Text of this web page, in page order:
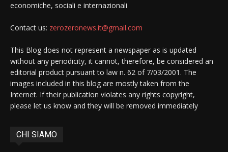
economiche, sociali e internazionali
Contact us: zerozeronews.it@gmail.com
This Blog does not represent a newspaper as is updated
without any periodicity, it cannot, therefore, be considered an
editorial product pursuant to law n. 62 of 7/03/2001. The
images included in this blog are mostly taken from the
Internet. If their publication violates any rights copyright,
please let us know and they will be removed immediately
CHI SIAMO